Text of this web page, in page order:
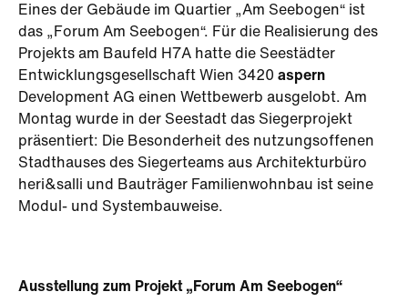
Eines der Gebäude im Quartier „Am Seebogen“ ist
das „Forum Am Seebogen“. Für die Realisierung des
Projekts am Baufeld H7A hatte die Seestädter
Entwicklungsgesellschaft Wien 3420 aspern
Development AG einen Wettbewerb ausgelobt. Am
Montag wurde in der Seestadt das Siegerprojekt
präsentiert: Die Besonderheit des nutzungsoffenen
Stadthauses des Siegerteams aus Architekturbüro
heri&salli und Bauträger Familienwohnbau ist seine
Modul- und Systembauweise.
Ausstellung zum Projekt „Forum Am Seebogen“